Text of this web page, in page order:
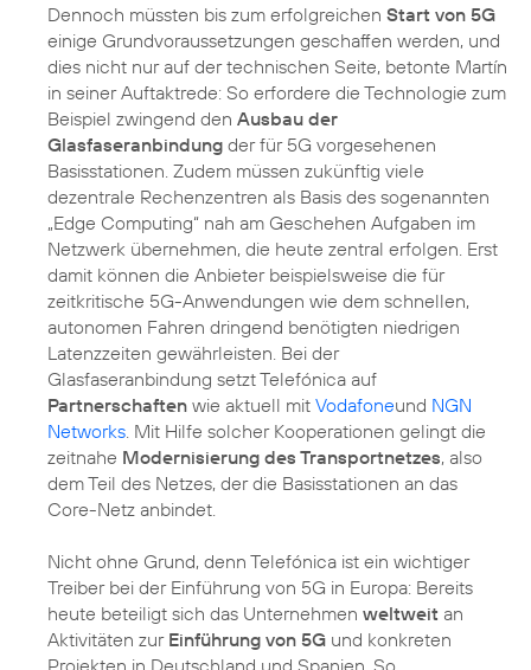
Dennoch müssten bis zum erfolgreichen Start von 5G
einige Grundvoraussetzungen geschaffen werden, und
dies nicht nur auf der technischen Seite, betonte Martín
in seiner Auftaktrede: So erfordere die Technologie zum
Beispiel zwingend den Ausbau der
Glasfaseranbindung der für 5G vorgesehenen
Basisstationen. Zudem müssen zukünftig viele
dezentrale Rechenzentren als Basis des sogenannten
„Edge Computing“ nah am Geschehen Aufgaben im
Netzwerk übernehmen, die heute zentral erfolgen. Erst
damit können die Anbieter beispielsweise die für
zeitkritische 5G-Anwendungen wie dem schnellen,
autonomen Fahren dringend benötigten niedrigen
Latenzzeiten gewährleisten. Bei der
Glasfaseranbindung setzt Telefónica auf
Partnerschaften wie aktuell mit Vodafoneund NGN
Networks . Mit Hilfe solcher Kooperationen gelingt die
zeitnahe Modernisierung des Transportnetzes, also
dem Teil des Netzes, der die Basisstationen an das
Core-Netz anbindet.
Nicht ohne Grund, denn Telefónica ist ein wichtiger
Treiber bei der Einführung von 5G in Europa: Bereits
heute beteiligt sich das Unternehmen weltweit an
Aktivitäten zur Einführung von 5G und konkreten
Projekten in Deutschland und Spanien. So